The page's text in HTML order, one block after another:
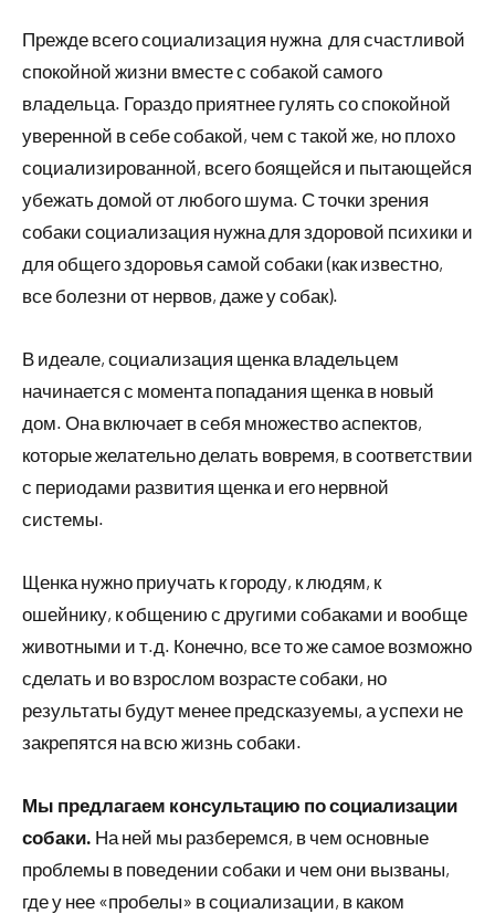
Прежде всего социализация нужна для счастливой
спокойной жизни вместе с собакой самого
владельца. Гораздо приятнее гулять со спокойной
уверенной в себе собакой, чем с такой же, но плохо
социализированной, всего боящейся и пытающейся
убежать домой от любого шума. С точки зрения
собаки социализация нужна для здоровой психики и
для общего здоровья самой собаки (как известно,
все болезни от нервов, даже у собак).
В идеале, социализация щенка владельцем
начинается с момента попадания щенка в новый
дом. Она включает в себя множество аспектов,
которые желательно делать вовремя, в соответствии
с периодами развития щенка и его нервной
системы.
Щенка нужно приучать к городу, к людям, к
ошейнику, к общению с другими собаками и вообще
животными и т.д. Конечно, все то же самое возможно
сделать и во взрослом возрасте собаки, но
результаты будут менее предсказуемы, а успехи не
закрепятся на всю жизнь собаки.
Мы предлагаем консультацию по социализации
собаки. На ней мы разберемся, в чем основные
проблемы в поведении собаки и чем они вызваны,
где у нее «пробелы» в социализации, в каком